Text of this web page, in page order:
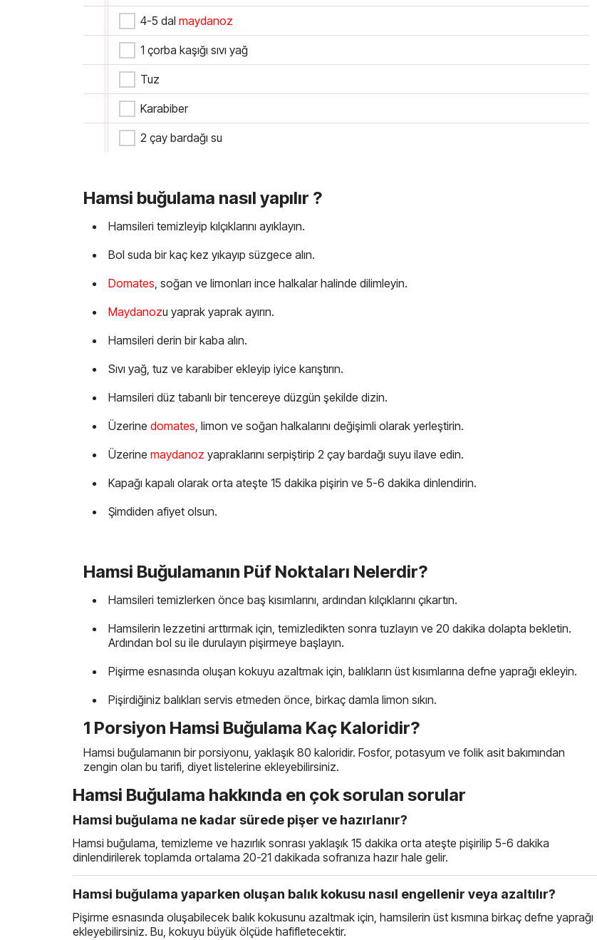
4-5 dal maydanoz
1 çorba kaşığı sıvı yağ
Tuz
Karabiber
2 çay bardağı su
Hamsi buğulama nasıl yapılır ?
Hamsileri temizleyip kılçıklarını ayıklayın.
Bol suda bir kaç kez yıkayıp süzgece alın.
Domates, soğan ve limonları ince halkalar halinde dilimleyin.
Maydanozu yaprak yaprak ayırın.
Hamsileri derin bir kaba alın.
Sıvı yağ, tuz ve karabiber ekleyip iyice karıştırın.
Hamsileri düz tabanlı bir tencereye düzgün şekilde dizin.
Üzerine domates, limon ve soğan halkalarını değişimli olarak yerleştirin.
Üzerine maydanoz yapraklarını serpiştirip 2 çay bardağı suyu ilave edin.
Kapağı kapalı olarak orta ateşte 15 dakika pişirin ve 5-6 dakika dinlendirin.
Şimdiden afiyet olsun.
Hamsi Buğulamanın Püf Noktaları Nelerdir?
Hamsileri temizlerken önce baş kısımlarını, ardından kılçıklarını çıkartın.
Hamsilerin lezzetini arttırmak için, temizledikten sonra tuzlayın ve 20 dakika dolapta bekletin.
Ardından bol su ile durulayın pişirmeye başlayın.
Pişirme esnasında oluşan kokuyu azaltmak için, balıkların üst kısımlarına defne yaprağı ekleyin.
Pişirdiğiniz balıkları servis etmeden önce, birkaç damla limon sıkın.
1 Porsiyon Hamsi Buğulama Kaç Kaloridir?
Hamsi buğulamanın bir porsiyonu, yaklaşık 80 kaloridir. Fosfor, potasyum ve folik asit bakımından
zengin olan bu tarifi, diyet listelerine ekleyebilirsiniz.
Hamsi Buğulama hakkında en çok sorulan sorular
Hamsi buğulama ne kadar sürede pişer ve hazırlanır?
Hamsi buğulama, temizleme ve hazırlık sonrası yaklaşık 15 dakika orta ateşte pişirilip 5-6 dakika
dinlendirilerek toplamda ortalama 20-21 dakikada sofranıza hazır hale gelir.
Hamsi buğulama yaparken oluşan balık kokusu nasıl engellenir veya azaltılır?
Pişirme esnasında oluşabilecek balık kokusunu azaltmak için, hamsilerin üst kısmına birkaç defne yaprağı
ekleyebilirsiniz. Bu, kokuyu büyük ölçüde hafifletecektir.